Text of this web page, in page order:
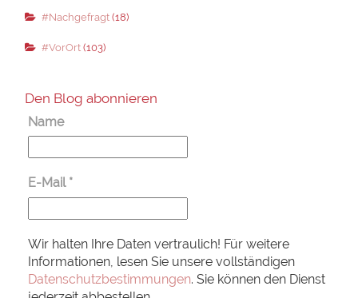
#Nachgefragt(18)
#VorOrt(103)
Den Blog abonnieren
Name
E-Mail *
Wir halten Ihre Daten vertraulich! Für weitere
Informationen, lesen Sie unsere vollständigen
Datenschutzbestimmungen. Sie können den Dienst